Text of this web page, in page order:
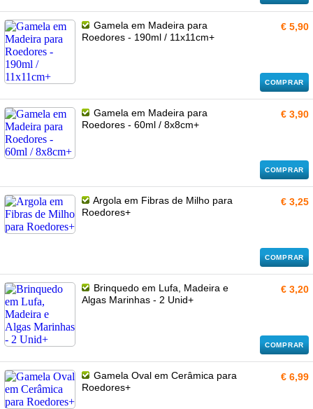
Gamela em Madeira para
Roedores - 190ml / 11x11cm+
€ 5,90
COMPRAR
Gamela em Madeira para
Roedores - 60ml / 8x8cm+
€ 3,90
COMPRAR
Argola em Fibras de Milho para
Roedores+
€ 3,25
COMPRAR
Brinquedo em Lufa, Madeira e
Algas Marinhas - 2 Unid+
€ 3,20
COMPRAR
Gamela Oval em Cerâmica para
Roedores+
€ 6,99